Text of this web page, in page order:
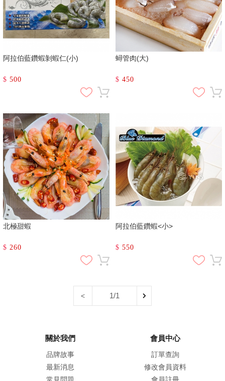
阿拉伯藍鑽蝦剝蝦仁(小)
$ 500
蟳管肉(大)
$ 450
北極甜蝦
$ 260
阿拉伯藍鑽蝦<小>
$ 550
< 1/1
關於我們
品牌故事
最新消息
常見問題
會員中心
訂單查詢
修改會員資料
會員註冊